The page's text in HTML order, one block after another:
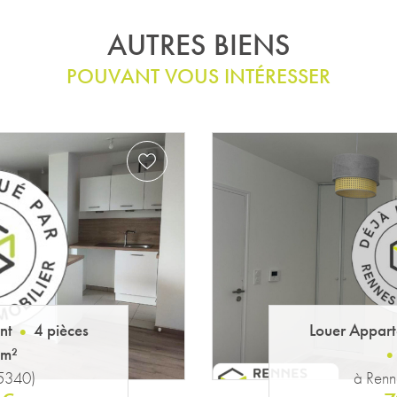
AUTRES BIENS
POUVANT VOUS INTÉRESSER
1 pièces
Louer
à